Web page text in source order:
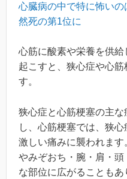
心臓病の中で特に怖い
然死の第1位に
心筋に酸素や栄養を供
起こすと、狭心症や心
す。
狭心症と心筋梗塞の主
し、心筋梗塞では、狭
激しい痛みに襲われま
やみぞおち・腕・肩・頭
な部位に広がることもあ